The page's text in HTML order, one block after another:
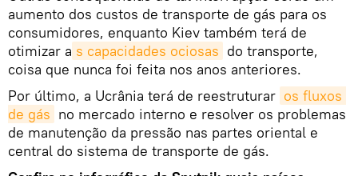
aumento dos custos de transporte de gás para os
consumidores, enquanto Kiev também terá de
otimizar a s capacidades ociosas do transporte,
coisa que nunca foi feita nos anos anteriores.
Por último, a Ucrânia terá de reestruturar os fluxos
de gás no mercado interno e resolver os problemas
de manutenção da pressão nas partes oriental e
central do sistema de transporte de gás.